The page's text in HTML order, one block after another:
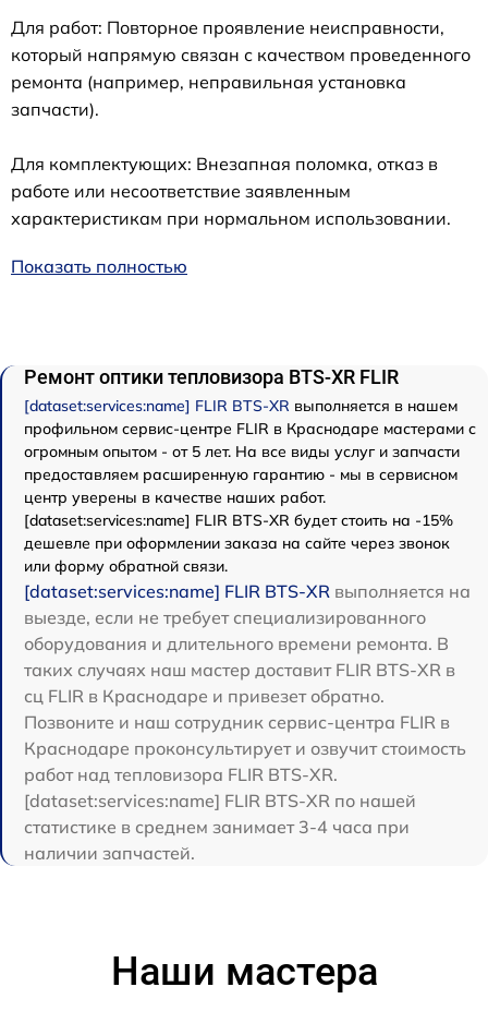
Для работ: Повторное проявление неисправности,
который напрямую связан с качеством проведенного
ремонта (например, неправильная установка
запчасти).
Для комплектующих: Внезапная поломка, отказ в
работе или несоответствие заявленным
характеристикам при нормальном использовании.
Показать полностью
Ремонт оптики тепловизора BTS-XR FLIR
[dataset:services:name] FLIR BTS-XR выполняется в нашем
профильном сервис-центре FLIR в Краснодаре мастерами с
огромным опытом - от 5 лет. На все виды услуг и запчасти
предоставляем расширенную гарантию - мы в сервисном
центр уверены в качестве наших работ.
[dataset:services:name] FLIR BTS-XR будет стоить на -15%
дешевле при оформлении заказа на сайте через звонок
или форму обратной связи.
[dataset:services:name] FLIR BTS-XR выполняется на
выезде, если не требует специализированного
оборудования и длительного времени ремонта. В
таких случаях наш мастер доставит FLIR BTS-XR в
сц FLIR в Краснодаре и привезет обратно.
Позвоните и наш сотрудник сервис-центра FLIR в
Краснодаре проконсультирует и озвучит стоимость
работ над тепловизора FLIR BTS-XR.
[dataset:services:name] FLIR BTS-XR по нашей
статистике в среднем занимает 3-4 часа при
наличии запчастей.
Наши мастера